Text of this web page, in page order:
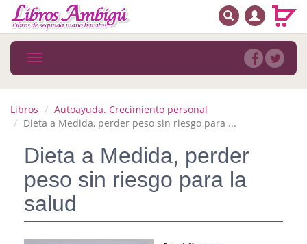
MENÚ PRINCIPAL
Novedades
Arte
Astrología. Ocultismo
Autoayuda. Conocimiento personal
BUSCAR
Toggle
navigation
Libros
Autoayuda. Crecimiento personal
Dieta a Medida, perder peso sin riesgo para ...
Dieta a Medida, perder
peso sin riesgo para la
salud